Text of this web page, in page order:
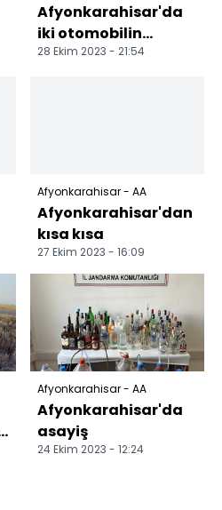
Afyonkarahisar'da
iki otomobilin
çarpıştığı kazada 6
28 Ekim 2023 - 21:54
Afyonkarahisar - AA
Afyonkarahisar'dan
kısa kısa
27 Ekim 2023 - 16:09
Afyonkarahisar - AA
Afyonkarahisar'da
asayiş
24 Ekim 2023 - 12:24